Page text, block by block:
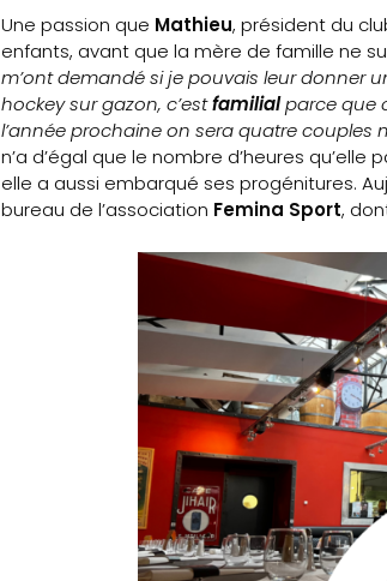
Une passion que Mathieu, président du
enfants, avant que la mère de famille ne
m’ont demandé si je pouvais leur donner
hockey sur gazon, c’estfamilialparce que
l’année prochaine on sera quatre couples
n’a d’égal que le nombre d’heures
elle a aussi embarqué ses progénitures.
bureau de l’association Femina Sport,